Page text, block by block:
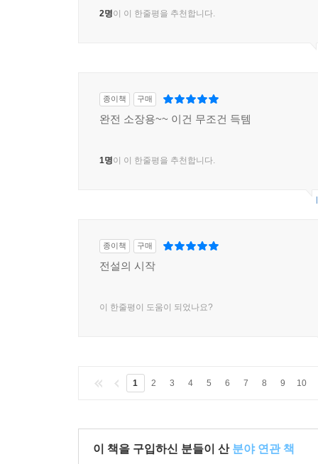
2명이 이 한줄평을 추천합니다.
종이책 구매
완전 소장용~~ 이건 무조건 득템
1명이 이 한줄평을 추천합니다.
종이책 구매
전설의 시작
이 한줄평이 도움이 되었나요?
1 2 3 4 5 6 7 8 9 10
이 책을 구입하신 분들이 산 분야 연관 책